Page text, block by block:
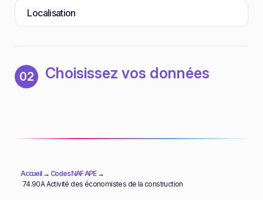
Localisation
02 Choisissez vos données
Accueil→ Codes NAF APE→
74.90A Activité des économistes de la construction